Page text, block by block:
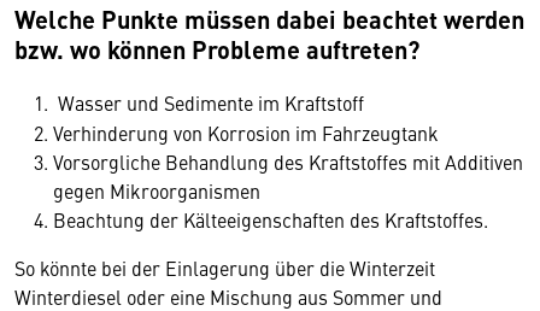
Welche Punkte müssen dabei beachtet werden
bzw. wo können Probleme auftreten?
Wasser und Sedimente im Kraftstoff
Verhinderung von Korrosion im Fahrzeugtank
Vorsorgliche Behandlung des Kraftstoffes mit Additiven
gegen Mikroorganismen
Beachtung der Kälteeigenschaften des Kraftstoffes.
So könnte bei der Einlagerung über die Winterzeit
Winterdiesel oder eine Mischung aus Sommer und